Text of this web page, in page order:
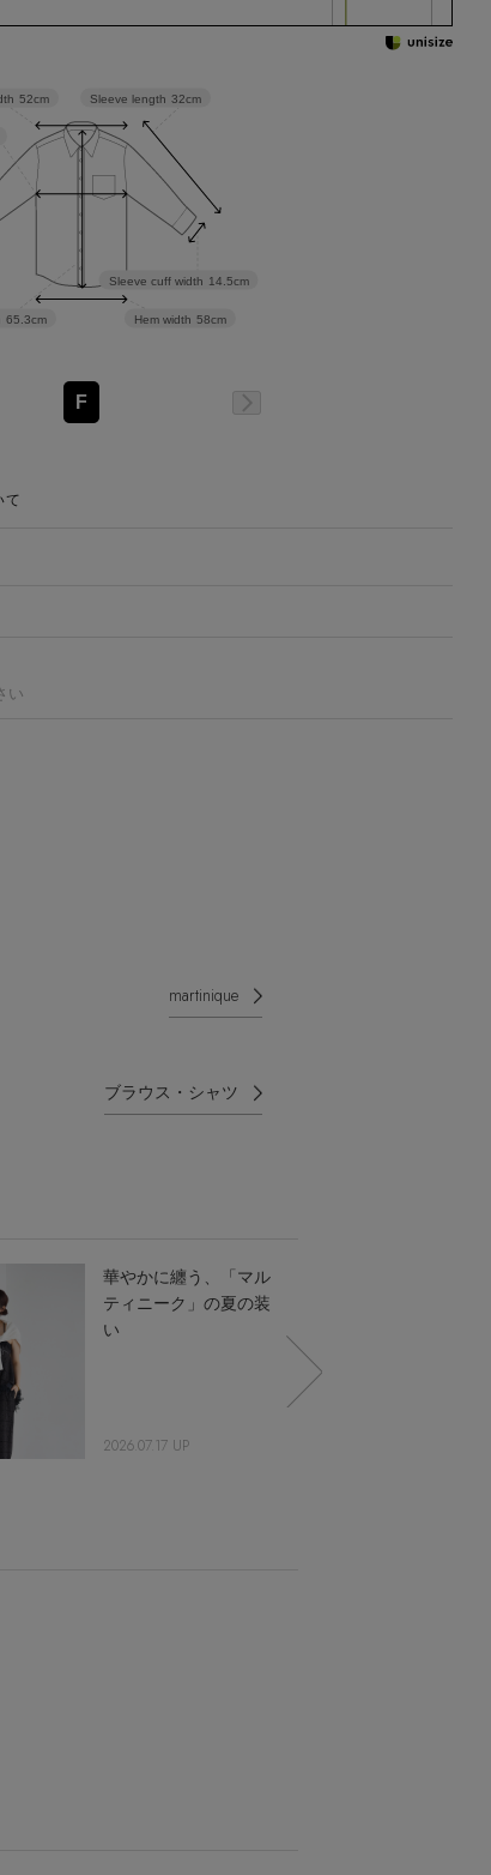
Hem width 58cm
Sleeve cuff width 14.5cm
Sleeve length 32cm
65.3cm
52cm
F
て
い
martinique
ブラウス・シャツ
華やかに纏う、「マル
ティニーク」の夏の装
い
2026.07.17 UP